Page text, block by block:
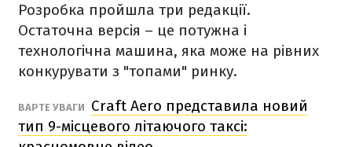
Розробка пройшла три редакції.
Остаточна версія – це потужна і
технологічна машина, яка може на рівних
конкурувати з "топами" ринку.
ВАРТЕ УВАГИ
Craft Aero представила новий
тип 9-місцевого літаючого таксі: